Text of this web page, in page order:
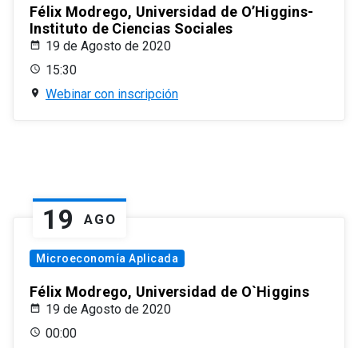
Félix Modrego, Universidad de O’Higgins-
Instituto de Ciencias Sociales
19 de Agosto de 2020
15:30
Webinar con inscripción
19 AGO
Microeconomía Aplicada
Félix Modrego, Universidad de O`Higgins
19 de Agosto de 2020
00:00